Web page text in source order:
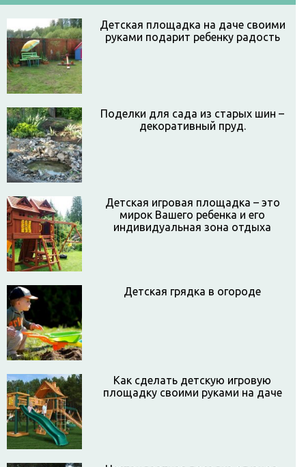
Детская площадка на даче своими
руками подарит ребенку радость
Поделки для сада из старых шин –
декоративный пруд.
Детская игровая площадка – это
мирок Вашего ребенка и его
индивидуальная зона отдыха
Детская грядка в огороде
Как сделать детскую игровую
площадку своими руками на даче